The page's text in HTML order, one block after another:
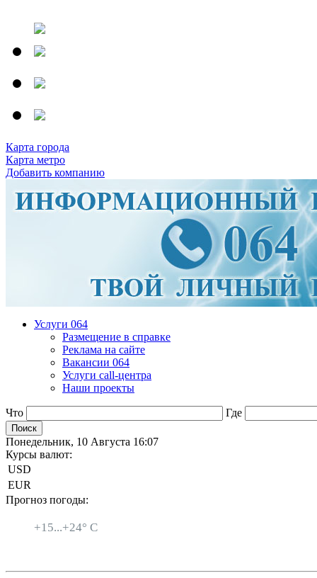
Карта города
Карта метро
Добавить компанию
Услуги 064
Размещение в справке
Реклама на сайте
Вакансии 064
Услуги call-центра
Наши проекты
Что Где
Понедельник, 10 Августа 16:07
Курсы валют:
USD
EUR
Прогноз погоды:
+15...+24° C